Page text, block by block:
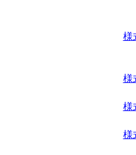
様
様
様
様